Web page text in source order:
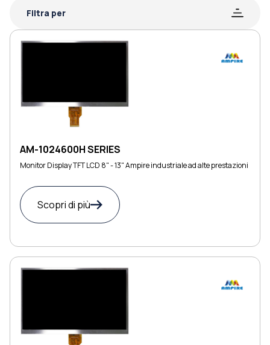
Filtra per
AM-1024600H SERIES
Monitor Display TFT LCD 8" - 13" Ampire industriale ad alte prestazioni
Scopri di più